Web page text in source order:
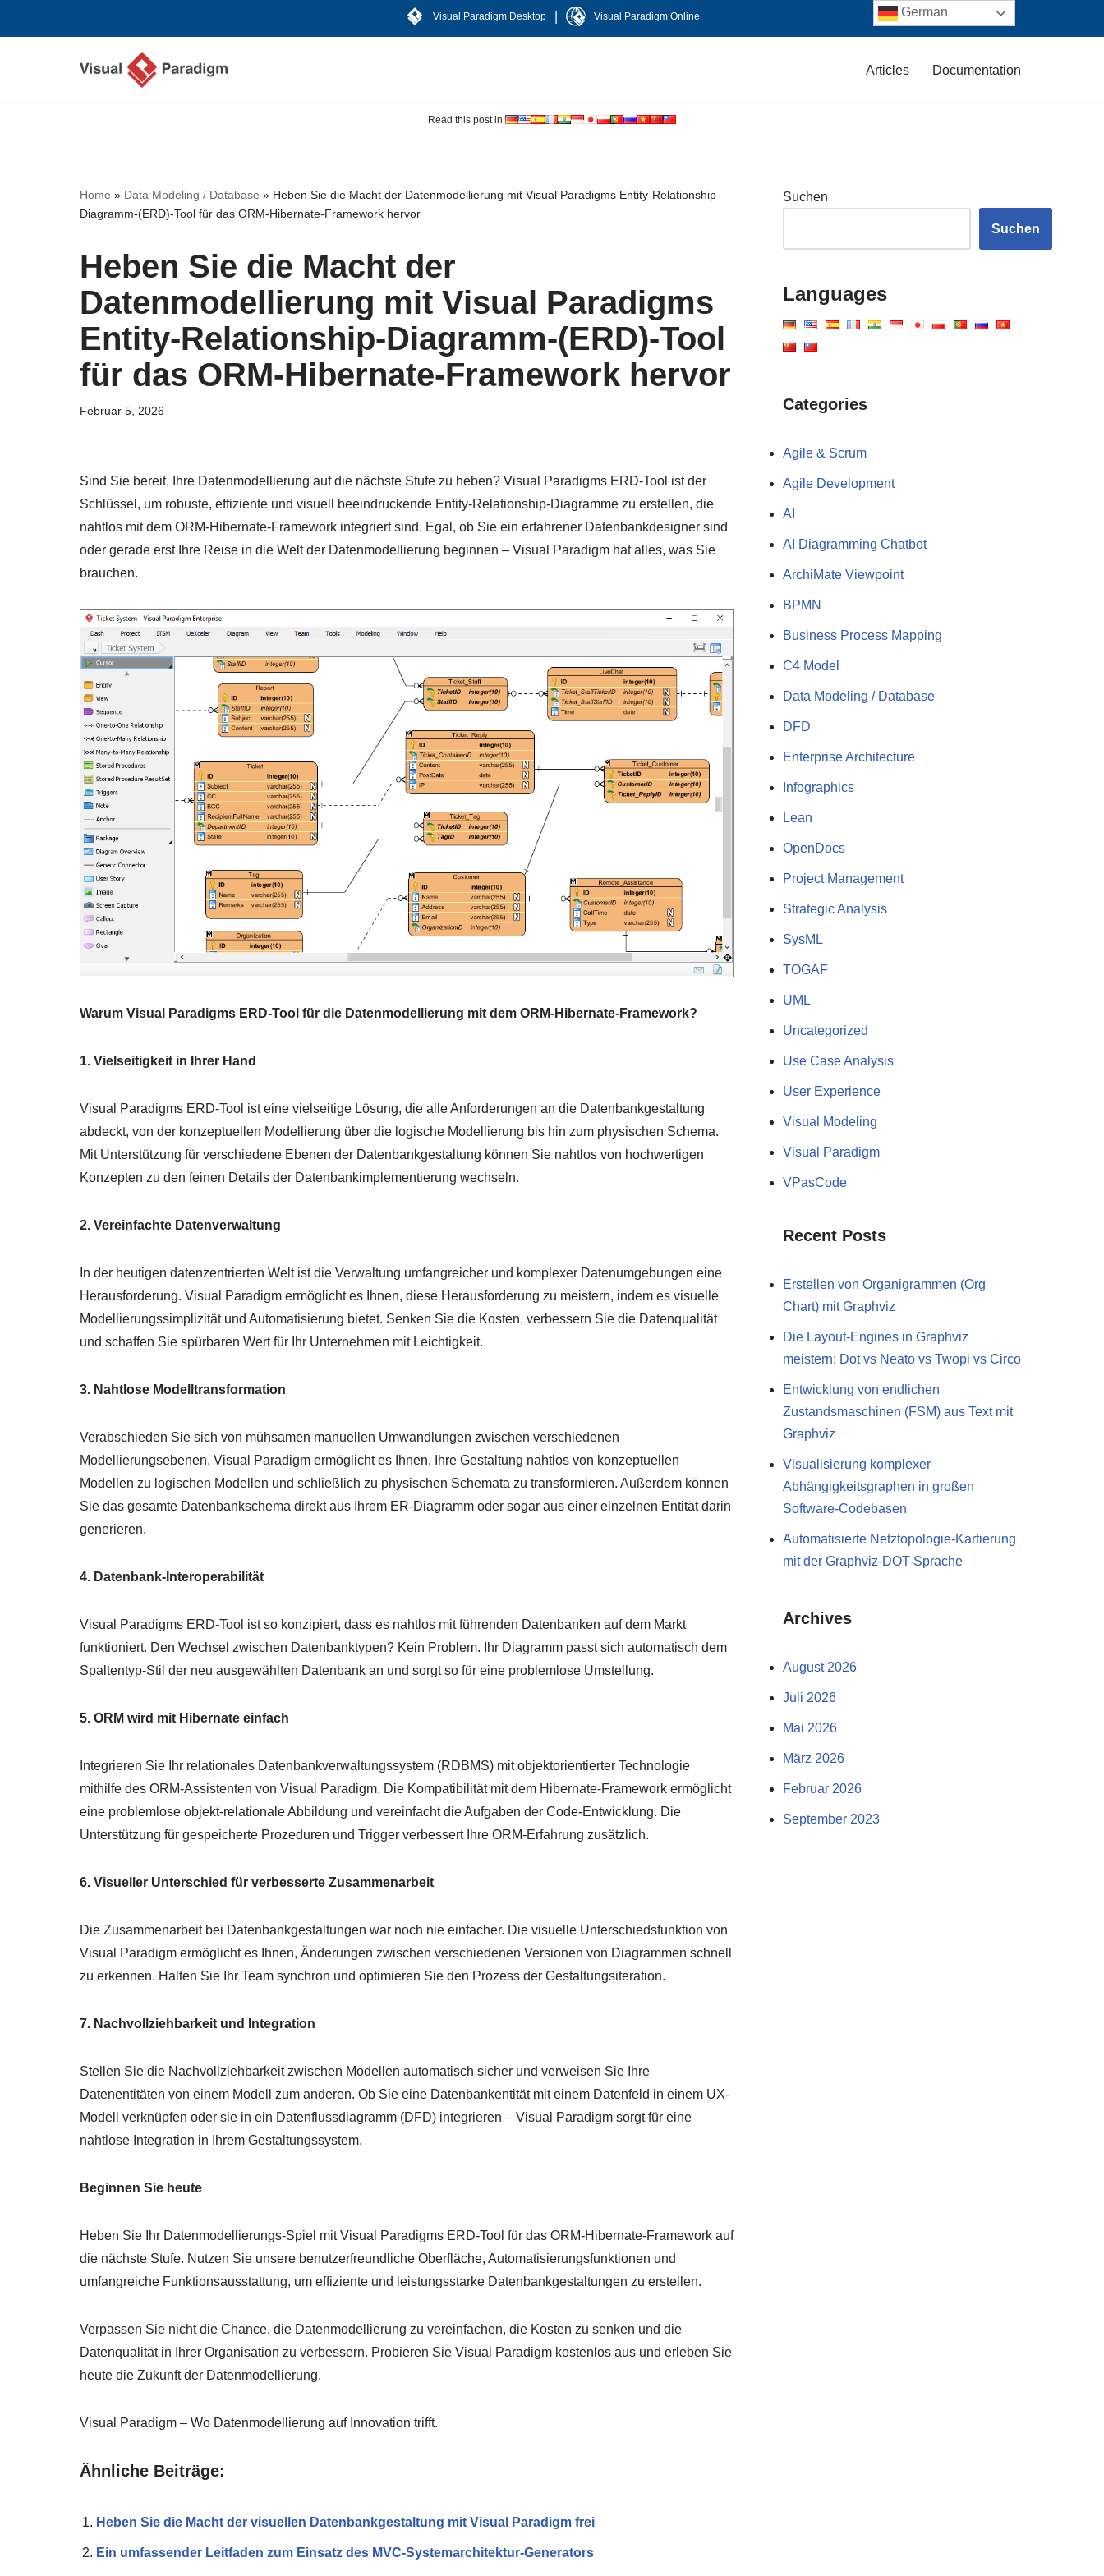
Visual Paradigm Desktop Visual Paradigm Online
Articles Documentation
Read this post in:
Home » Data Modeling / Database » Heben Sie die Macht der Datenmodellierung mit Visual Paradigms Entity-Relationship-
Diagramm-(ERD)-Tool für das ORM-Hibernate-Framework hervor
Heben Sie die Macht der
Datenmodellierung mit Visual Paradigms
Entity-Relationship-Diagramm-(ERD)-Tool
für das ORM-Hibernate-Framework hervor
Februar 5, 2026
Sind Sie bereit, Ihre Datenmodellierung auf die nächste Stufe zu heben? Visual Paradigms ERD-Tool ist der
Schlüssel, um robuste, effiziente und visuell beeindruckende Entity-Relationship-Diagramme zu erstellen, die
nahtlos mit dem ORM-Hibernate-Framework integriert sind. Egal, ob Sie ein erfahrener Datenbankdesigner sind
oder gerade erst Ihre Reise in die Welt der Datenmodellierung beginnen – Visual Paradigm hat alles, was Sie
brauchen.
Warum Visual Paradigms ERD-Tool für die Datenmodellierung mit dem ORM-Hibernate-Framework?
1. Vielseitigkeit in Ihrer Hand
Visual Paradigms ERD-Tool ist eine vielseitige Lösung, die alle Anforderungen an die Datenbankgestaltung
abdeckt, von der konzeptuellen Modellierung über die logische Modellierung bis hin zum physischen Schema.
Mit Unterstützung für verschiedene Ebenen der Datenbankgestaltung können Sie nahtlos von hochwertigen
Konzepten zu den feinen Details der Datenbankimplementierung wechseln.
2. Vereinfachte Datenverwaltung
In der heutigen datenzentrierten Welt ist die Verwaltung umfangreicher und komplexer Datenumgebungen eine
Herausforderung. Visual Paradigm ermöglicht es Ihnen, diese Herausforderung zu meistern, indem es visuelle
Modellierungssimplizität und Automatisierung bietet. Senken Sie die Kosten, verbessern Sie die Datenqualität
und schaffen Sie spürbaren Wert für Ihr Unternehmen mit Leichtigkeit.
3. Nahtlose Modelltransformation
Verabschieden Sie sich von mühsamen manuellen Umwandlungen zwischen verschiedenen
Modellierungsebenen. Visual Paradigm ermöglicht es Ihnen, Ihre Gestaltung nahtlos von konzeptuellen
Modellen zu logischen Modellen und schließlich zu physischen Schemata zu transformieren. Außerdem können
Sie das gesamte Datenbankschema direkt aus Ihrem ER-Diagramm oder sogar aus einer einzelnen Entität darin
generieren.
4. Datenbank-Interoperabilität
Visual Paradigms ERD-Tool ist so konzipiert, dass es nahtlos mit führenden Datenbanken auf dem Markt
funktioniert. Den Wechsel zwischen Datenbanktypen? Kein Problem. Ihr Diagramm passt sich automatisch dem
Spaltentyp-Stil der neu ausgewählten Datenbank an und sorgt so für eine problemlose Umstellung.
5. ORM wird mit Hibernate einfach
Integrieren Sie Ihr relationales Datenbankverwaltungssystem (RDBMS) mit objektorientierter Technologie
mithilfe des ORM-Assistenten von Visual Paradigm. Die Kompatibilität mit dem Hibernate-Framework ermöglicht
eine problemlose objekt-relationale Abbildung und vereinfacht die Aufgaben der Code-Entwicklung. Die
Unterstützung für gespeicherte Prozeduren und Trigger verbessert Ihre ORM-Erfahrung zusätzlich.
6. Visueller Unterschied für verbesserte Zusammenarbeit
Die Zusammenarbeit bei Datenbankgestaltungen war noch nie einfacher. Die visuelle Unterschiedsfunktion von
Visual Paradigm ermöglicht es Ihnen, Änderungen zwischen verschiedenen Versionen von Diagrammen schnell
zu erkennen. Halten Sie Ihr Team synchron und optimieren Sie den Prozess der Gestaltungsiteration.
7. Nachvollziehbarkeit und Integration
Stellen Sie die Nachvollziehbarkeit zwischen Modellen automatisch sicher und verweisen Sie Ihre
Datenentitäten von einem Modell zum anderen. Ob Sie eine Datenbankentität mit einem Datenfeld in einem UX-
Modell verknüpfen oder sie in ein Datenflussdiagramm (DFD) integrieren – Visual Paradigm sorgt für eine
nahtlose Integration in Ihrem Gestaltungssystem.
Beginnen Sie heute
Heben Sie Ihr Datenmodellierungs-Spiel mit Visual Paradigms ERD-Tool für das ORM-Hibernate-Framework auf
die nächste Stufe. Nutzen Sie unsere benutzerfreundliche Oberfläche, Automatisierungsfunktionen und
umfangreiche Funktionsausstattung, um effiziente und leistungsstarke Datenbankgestaltungen zu erstellen.
Verpassen Sie nicht die Chance, die Datenmodellierung zu vereinfachen, die Kosten zu senken und die
Datenqualität in Ihrer Organisation zu verbessern. Probieren Sie Visual Paradigm kostenlos aus und erleben Sie
heute die Zukunft der Datenmodellierung.
Visual Paradigm – Wo Datenmodellierung auf Innovation trifft.
Ähnliche Beiträge:
Heben Sie die Macht der visuellen Datenbankgestaltung mit Visual Paradigm frei
Ein umfassender Leitfaden zum Einsatz des MVC-Systemarchitektur-Generators
Suchen
Suchen
Languages
Categories
Agile & Scrum
Agile Development
AI
AI Diagramming Chatbot
ArchiMate Viewpoint
BPMN
Business Process Mapping
C4 Model
Data Modeling / Database
DFD
Enterprise Architecture
Infographics
Lean
OpenDocs
Project Management
Strategic Analysis
SysML
TOGAF
UML
Uncategorized
Use Case Analysis
User Experience
Visual Modeling
Visual Paradigm
VPasCode
Recent Posts
Erstellen von Organigrammen (Org
Chart) mit Graphviz
Die Layout-Engines in Graphviz
meistern: Dot vs Neato vs Twopi vs Circo
Entwicklung von endlichen
Zustandsmaschinen (FSM) aus Text mit
Graphviz
Visualisierung komplexer
Abhängigkeitsgraphen in großen
Software-Codebasen
Automatisierte Netztopologie-Kartierung
mit der Graphviz-DOT-Sprache
Archives
August 2026
Juli 2026
Mai 2026
März 2026
Februar 2026
September 2023
German